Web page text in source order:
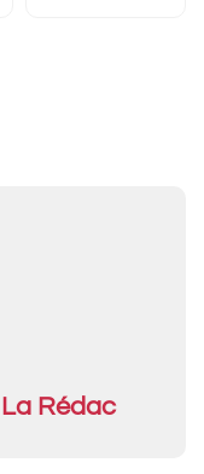
La Rédac